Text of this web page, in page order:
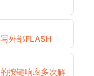
外部FLASH
按键响应多次解